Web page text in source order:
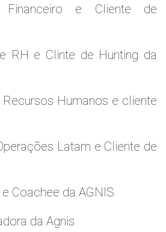
e Cliente de
RH e Clinte de Hunting da
Humanos e cliente
Latam e Cliente de
Coachee da AGNIS
da Agnis